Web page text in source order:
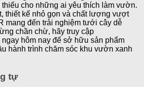
thiếu cho những ai yêu thích làm vườn.
thiết kế nhỏ gọn và chất lượng vượt
mang đến trải nghiệm tưới cây dễ
chần chừ, hãy truy cập
ngay hôm nay để sở hữu sản phẩm
hành trình chăm sóc khu vườn xanh
tự